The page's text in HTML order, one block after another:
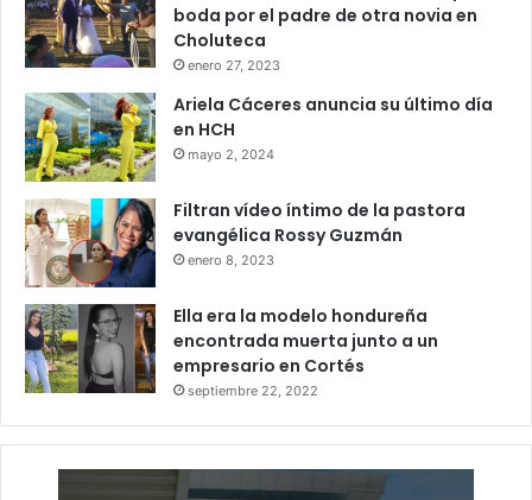
boda por el padre de otra novia en
Choluteca
enero 27, 2023
Ariela Cáceres anuncia su último día
en HCH
mayo 2, 2024
Filtran vídeo íntimo de la pastora
evangélica Rossy Guzmán
enero 8, 2023
Ella era la modelo hondureña
encontrada muerta junto a un
empresario en Cortés
septiembre 22, 2022